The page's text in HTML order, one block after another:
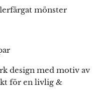
mönster
design med motiv av
för en livlig &